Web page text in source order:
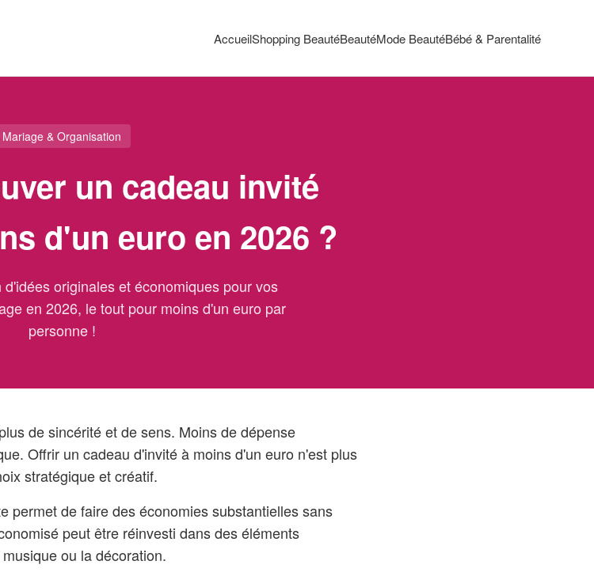
AccueilShopping BeautéBeautéMode BeautéBébé & Parentalité
Mariage & Organisation
un cadeau invité
d'un euro en 2026 ?
originales et économiques pour vos
en 2026, le tout pour moins d'un euro par
personne !
de sincérité et de sens. Moins de dépense
Offrir un cadeau d'invité à moins d'un euro n'est plus
stratégique et créatif.
permet de faire des économies substantielles sans
peut être réinvesti dans des éléments
ou la décoration.